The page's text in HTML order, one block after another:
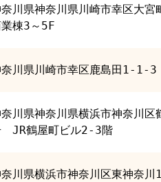
川県神奈川県川崎市幸区大
棟3～5F
川県川崎市幸区鹿島田1-1-3
川県神奈川県横浜市神奈川区
JR鶴屋町ビル2-3階
川県横浜市神奈川区東神奈